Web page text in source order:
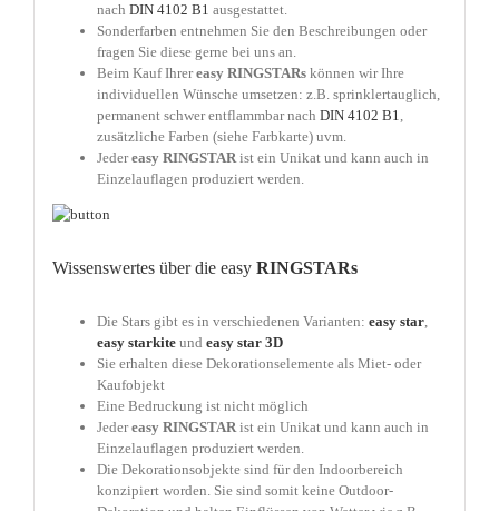
nach DIN 4102 B1 ausgestattet.
Sonderfarben entnehmen Sie den Beschreibungen oder
fragen Sie diese gerne bei uns an.
Beim Kauf Ihrereasy RINGSTARs können wir Ihre
individuellen Wünsche umsetzen: z.B. sprinklertauglich,
permanent schwer entflammbar nach DIN 4102 B1,
zusätzliche Farben (siehe Farbkarte) uvm.
Jedereasy RINGSTARist ein Unikat und kann auch in
Einzelauflagen produziert werden.
Wissenswertes über die easy RINGSTARs
Die Stars gibt es in verschiedenen Varianten: easy star,
easy starkiteund easy star 3D
Sie erhalten diese Dekorationselemente als Miet- oder
Kaufobjekt
Eine Bedruckung ist nicht möglich
Jedereasy RINGSTARist ein Unikat und kann auch in
Einzelauflagen produziert werden.
Die Dekorationsobjekte sind für den Indoorbereich
konzipiert worden. Sie sind somit keine Outdoor-